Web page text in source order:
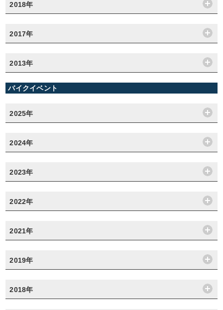
2018年
2017年
2013年
バイクイベント
2025年
2024年
2023年
2022年
2021年
2019年
2018年